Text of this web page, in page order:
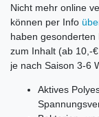
Nicht mehr online
können per Info
haben
zum Inhalt (ab 10,-
je nach Saison 3-6
Aktives